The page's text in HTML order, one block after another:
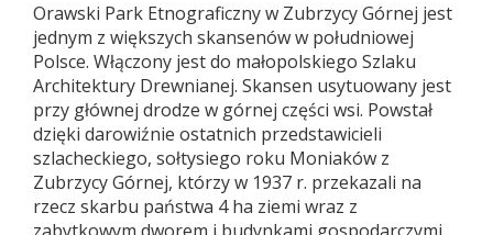
Orawski Park Etnograficzny w Zubrzycy Górnej jest
jednym z większych skansenów w południowej
Polsce. Włączony jest do małopolskiego Szlaku
Architektury Drewnianej. Skansen usytuowany jest
przy głównej drodze w górnej części wsi. Powstał
dzięki darowiźnie ostatnich przedstawicieli
szlacheckiego, sołtysiego roku Moniaków z
Zubrzycy Górnej, którzy w 1937 r. przekazali na
rzecz skarbu państwa 4 ha ziemi wraz z